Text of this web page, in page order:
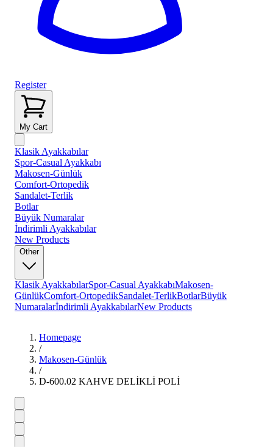
Register
My Cart
Klasik Ayakkabılar
Spor-Casual Ayakkabı
Makosen-Günlük
Comfort-Ortopedik
Sandalet-Terlik
Botlar
Büyük Numaralar
İndirimli Ayakkabılar
New Products
Other
Klasik AyakkabılarSpor-Casual AyakkabıMakosen-
GünlükComfort-OrtopedikSandalet-TerlikBotlarBüyük
Numaralarİndirimli AyakkabılarNew Products
Homepage
/
Makosen-Günlük
/
D-600.02 KAHVE DELİKLİ POLİ